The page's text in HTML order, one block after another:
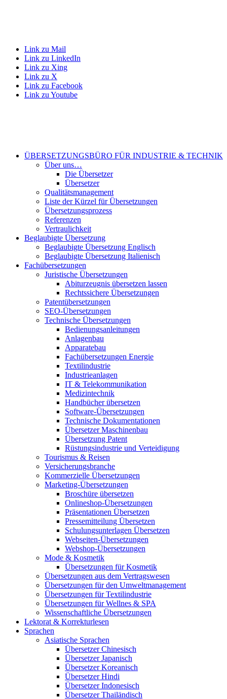
Link zu Mail
Link zu LinkedIn
Link zu Xing
Link zu X
Link zu Facebook
Link zu Youtube
ÜBERSETZUNGSBÜRO FÜR INDUSTRIE & TECHNIK
Über uns…
Die Übersetzer
Übersetzer
Qualitätsmanagement
Liste der Kürzel für Übersetzungen
Übersetzungsprozess
Referenzen
Vertraulichkeit
Beglaubigte Übersetzung
Beglaubigte Übersetzung Englisch
Beglaubigte Übersetzung Italienisch
Fachübersetzungen
Juristische Übersetzungen
Abiturzeugnis übersetzen lassen
Rechtssichere Übersetzungen
Patentübersetzungen
SEO-Übersetzungen
Technische Übersetzungen
Bedienungsanleitungen
Anlagenbau
Apparatebau
Fachübersetzungen Energie
Textilindustrie
Industrieanlagen
IT & Telekommunikation
Medizintechnik
Handbücher übersetzen
Software-Übersetzungen
Technische Dokumentationen
Übersetzer Maschinenbau
Übersetzung Patent
Rüstungsindustrie und Verteidigung
Tourismus & Reisen
Versicherungsbranche
Kommerzielle Übersetzungen
Marketing-Übersetzungen
Broschüre übersetzen
Onlineshop-Übersetzungen
Präsentationen Übersetzen
Pressemitteilung Übersetzen
Schulungsunterlagen Übersetzen
Webseiten-Übersetzungen
Webshop-Übersetzungen
Mode & Kosmetik
Übersetzungen für Kosmetik
Übersetzungen aus dem Vertragswesen
Übersetzungen für den Umweltmanagement
Übersetzungen für Textilindustrie
Übersetzungen für Wellnes & SPA
Wissenschaftliche Übersetzungen
Lektorat & Korrekturlesen
Sprachen
Asiatische Sprachen
Übersetzer Chinesisch
Übersetzer Japanisch
Übersetzer Koreanisch
Übersetzer Hindi
Übersetzer Indonesisch
Übersetzer Thailändisch